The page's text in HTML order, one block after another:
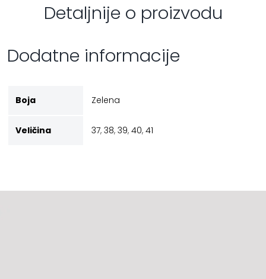
Detaljnije o proizvodu
Dodatne informacije
Boja Zelena
Veličina 37, 38, 39, 40, 41